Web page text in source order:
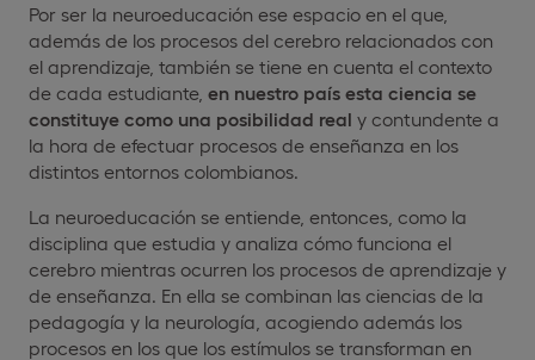
Por ser la neuroeducación ese espacio en el que,
además de los procesos del cerebro relacionados con
el aprendizaje, también se tiene en cuenta el contexto
de cada estudiante, en nuestro país esta ciencia se
constituye como una posibilidad real y contundente a
la hora de efectuar procesos de enseñanza en los
distintos entornos colombianos.
La neuroeducación se entiende, entonces, como la
disciplina que estudia y analiza cómo funciona el
cerebro mientras ocurren los procesos de aprendizaje y
de enseñanza. En ella se combinan las ciencias de la
pedagogía y la neurología, acogiendo además los
procesos en los que los estímulos se transforman en